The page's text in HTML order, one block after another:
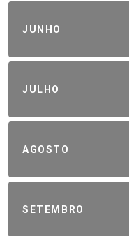
JUNHO
JULHO
AGOSTO
SETEMBRO